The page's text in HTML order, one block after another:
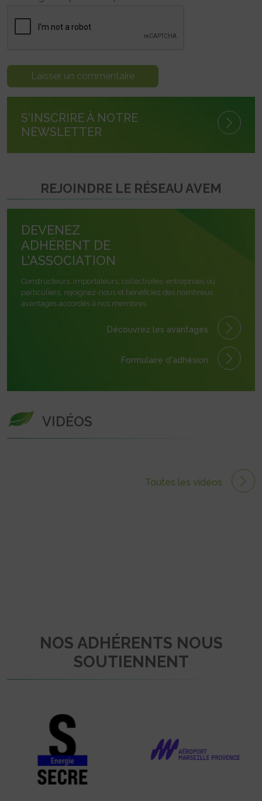
S'INSCRIRE À NOTRE
NEWSLETTER
REJOINDRE LE RÉSEAU AVEM
DEVENEZ
ADHÉRENT DE
L'ASSOCIATION
Constructeurs, importateurs, collectivités, entreprises ou
particuliers, rejoignez-nous et bénéficiez des nombreux
avantages accordés à nos membres.
Découvrez les avantages
Formulaire d'adhésion
VIDÉOS
Toutes les vidéos
NOS ADHÉRENTS NOUS
SOUTIENNENT